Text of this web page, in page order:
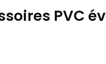
PVC